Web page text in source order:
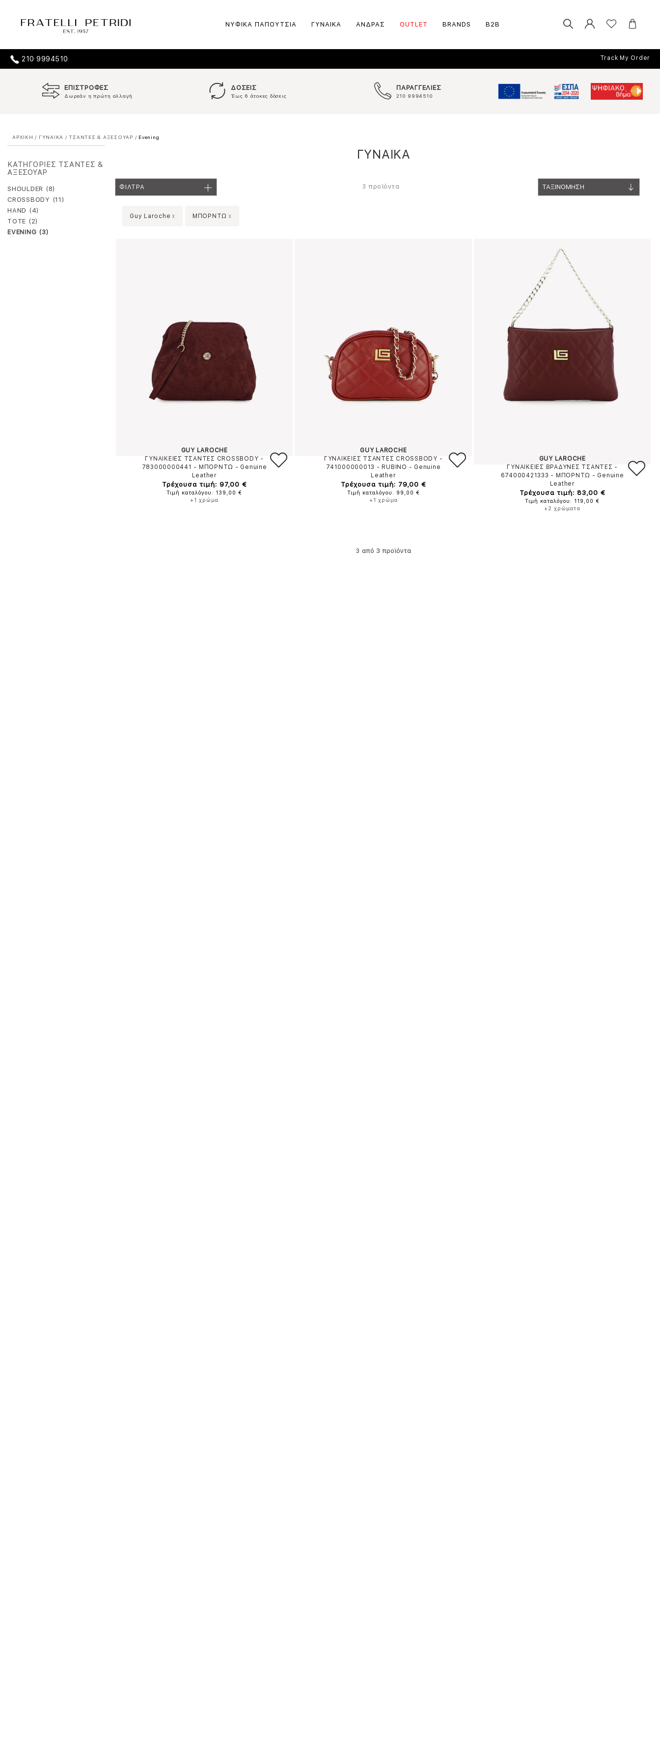
ΝΥΦΙΚΑ ΠΑΠΟΥΤΣΙΑ ΓΥΝΑΙΚΑ ΑΝΔΡΑΣ OUTLET BRANDS B2B
210 9994510 Track My Order
ΕΠΙΣΤΡΟΦΕΣ
Δωρεάν η πρώτη αλλαγή
ΔΟΣΕΙΣ
Έως 6 άτοκες δόσεις
ΠΑΡΑΓΓΕΛΙΕΣ
210 9994510
ΑΡΧΙΚΗ / ΓΥΝΑΙΚΑ /ΤΣΑΝΤΕΣ & ΑΞΕΣΟΥΑΡ / Evening
ΚΑΤΗΓΟΡΙΕΣ ΤΣΑΝΤΕΣ &
ΑΞΕΣΟΥΑΡ
SHOULDER (8)
CROSSBODY (11)
HAND (4)
TOTE (2)
EVENING (3)
ΓΥΝΑΙΚΑ
ΦΙΛΤΡΑ 3 προϊόντα ΤΑΞΙΝΟΜΗΣΗ
Guy Laroche x ΜΠΟΡΝΤΩ x
GUY LAROCHE
ΓΥΝΑΙΚΕΙΕΣ ΤΣΑΝΤΕΣ CROSSBODY -
783000000441 - ΜΠΟΡΝΤΩ - Genuine
Leather
Τρέχουσα τιμή: 97,00 €
Τιμή καταλόγου: 139,00 €
+1 χρώμα
GUY LAROCHE
ΓΥΝΑΙΚΕΙΕΣ ΤΣΑΝΤΕΣ CROSSBODY -
741000000013 - RUBINO - Genuine
Leather
Τρέχουσα τιμή: 79,00 €
Τιμή καταλόγου: 99,00 €
+1 χρώμα
GUY LAROCHE
ΓΥΝΑΙΚΕΙΕΣ ΒΡΑΔΥΝΕΣ ΤΣΑΝΤΕΣ -
674000421333 - ΜΠΟΡΝΤΩ - Genuine
Leather
Τρέχουσα τιμή: 83,00 €
Τιμή καταλόγου: 119,00 €
+2 χρώματα
3 από 3 προϊόντα